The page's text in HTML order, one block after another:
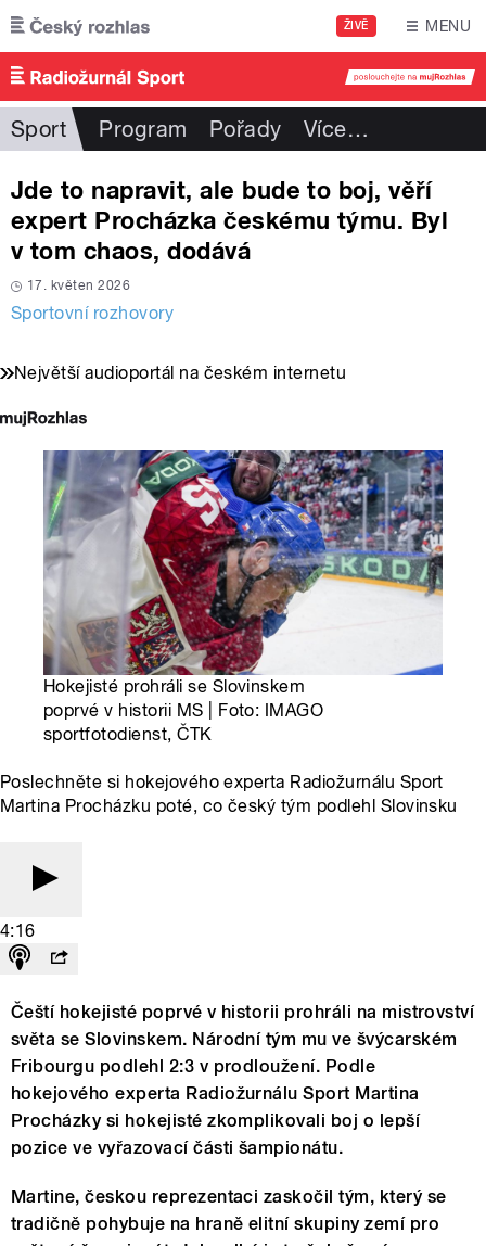
Přejít k hlavnímu obsahu
ŽIVĚ MENU
Sport Program Pořady Více…
Jde to napravit, ale bude to boj, věří
expert Procházka českému týmu. Byl
v tom chaos, dodává
17. květen 2026
Sportovní rozhovory
Největší audioportál na českém internetu
Hokejisté prohráli se Slovinskem
poprvé v historii MS | Foto: IMAGO
sportfotodienst, ČTK
Poslechněte si hokejového experta Radiožurnálu Sport
Martina Procházku poté, co český tým podlehl Slovinsku
4:16
Čeští hokejisté poprvé v historii prohráli na mistrovství
světa se Slovinskem. Národní tým mu ve švýcarském
Fribourgu podlehl 2:3 v prodloužení. Podle
hokejového experta Radiožurnálu Sport Martina
Procházky si hokejisté zkomplikovali boj o lepší
pozice ve vyřazovací části šampionátu.
Martine, českou reprezentaci zaskočil tým, který se
tradičně pohybuje na hraně elitní skupiny zemí pro